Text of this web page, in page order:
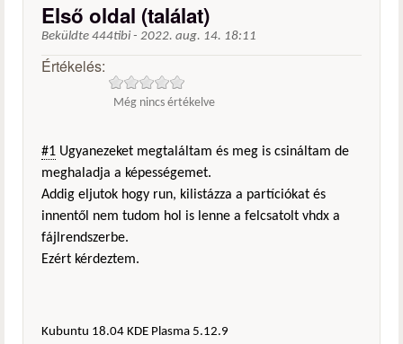
Első oldal (találat)
Beküldte 444tibi - 2022. aug. 14. 18:11
Értékelés:
Még nincs értékelve
#1 Ugyanezeket megtaláltam és meg is csináltam de
meghaladja a képességemet.
Addig eljutok hogy run, kilistázza a partíciókat és
innentől nem tudom hol is lenne a felcsatolt vhdx a
fájlrendszerbe.
Ezért kérdeztem.
Kubuntu 18.04 KDE Plasma 5.12.9